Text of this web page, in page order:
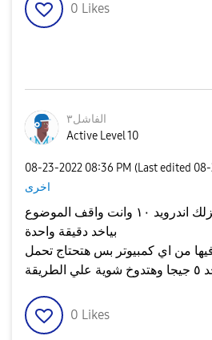
0 Likes
الفاشل٣
Active Level 10
‎08-23-2022 08:36 PM (Last edited
اخرى
خلي اي محل صيانة ينزلك اندرويد ١٠ وانت واقف الموضوع
بياخد دقيقة واحدة
من اي كمبيوتر بس هتحتاج تحمل
0 Likes